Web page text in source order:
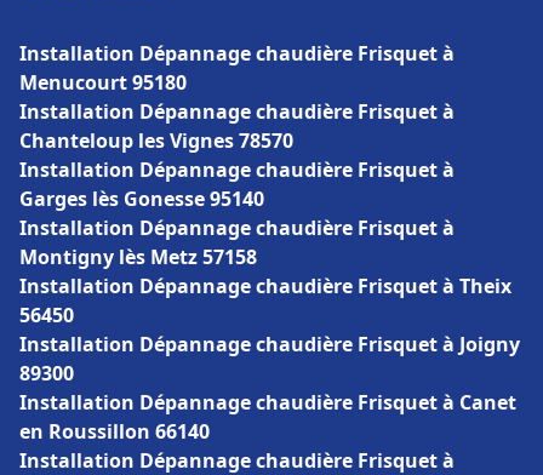
Installation Dépannage chaudière Frisquet à
Menucourt 95180
Installation Dépannage chaudière Frisquet à
Chanteloup les Vignes 78570
Installation Dépannage chaudière Frisquet à
Garges lès Gonesse 95140
Installation Dépannage chaudière Frisquet à
Montigny lès Metz 57158
Installation Dépannage chaudière Frisquet à Theix
56450
Installation Dépannage chaudière Frisquet à Joigny
89300
Installation Dépannage chaudière Frisquet à Canet
en Roussillon 66140
Installation Dépannage chaudière Frisquet à